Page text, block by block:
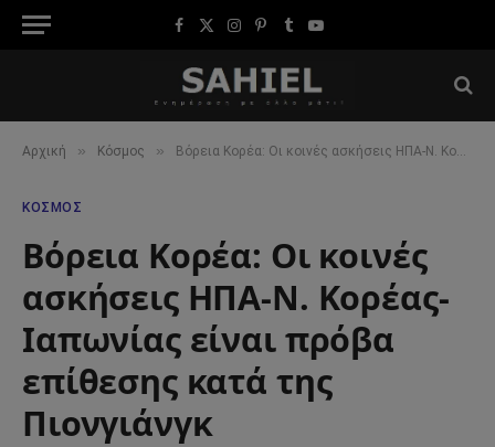
Facebook
X
Instagram
Pinterest
TumblrYouTube
Αρχική » Κόσμος » Βόρεια Κορέα: Οι κοινές ασκήσεις ΗΠΑ-Ν. Κορέας-Ιαπωνίας είναι πρόβα επίθεσης κατά της Πιονγιάνγκ
ΚΌΣΜΟΣ
Βόρεια Κορέα: Οι κοινές
ασκήσεις ΗΠΑ-Ν. Κορέας-
Ιαπωνίας είναι πρόβα
επίθεσης κατά της
Πιονγιάνγκ